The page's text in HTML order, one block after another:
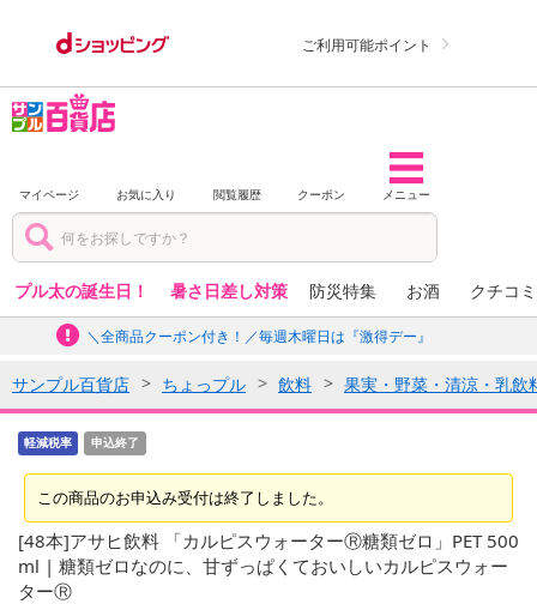
ご利用可能ポイント
マイページ お気に入り 閲覧履歴 クーポン メニュー
プル太の誕生日！ 暑さ日差し対策 防災特集 お酒 クチコ
＼全商品クーポン付き！／毎週木曜日は『激得デー』
サンプル百貨店 ちょっプル 飲料 果実・野菜・清涼・乳飲
軽減税率 申込終了
この商品のお申込み受付は終了しました。
[48本]アサヒ飲料 「カルピスウォーターⓇ糖類ゼロ」PET 500
ml | 糖類ゼロなのに、甘ずっぱくておいしいカルピスウォー
ターⓇ